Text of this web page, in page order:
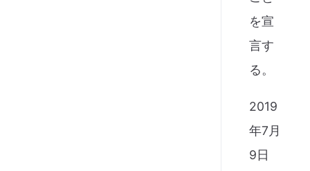
を宣
言す
る。
2019
年7月
9日